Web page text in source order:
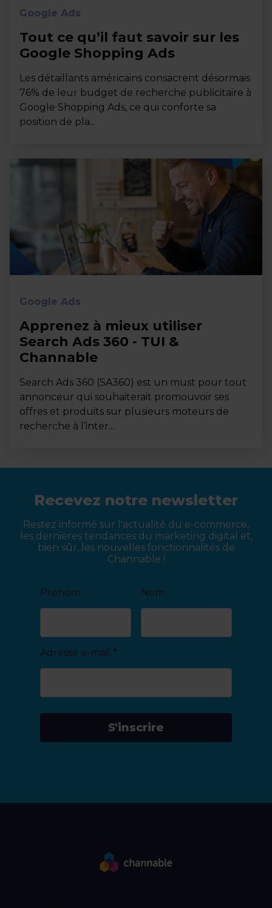
Google Ads
Tout ce qu’il faut savoir sur les
Google Shopping Ads
Les détaillants américains consacrent désormais
76% de leur budget de recherche publicitaire à
Google Shopping Ads, ce qui conforte sa
position de pla...
Google Ads
Apprenez à mieux utiliser
Search Ads 360 - TUI &
Channable
Search Ads 360 (SA360) est un must pour tout
annonceur qui souhaiterait promouvoir ses
offres et produits sur plusieurs moteurs de
recherche à l’inter...
Recevez notre newsletter
Restez informé sur l'actualité du e-commerce,
les dernières tendances du marketing digital et,
bien sûr, les nouvelles fonctionnalités de
Channable !
Prénom Nom
Adresse e-mail *
S'inscrire